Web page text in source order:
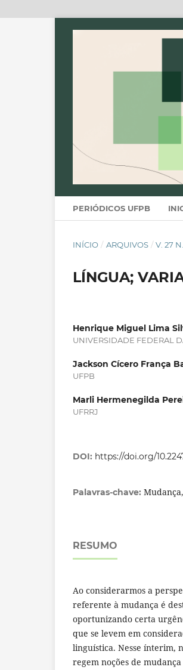
PERIÓDICOS UFPB
INÍCIO / ARQUIVOS / V. 27
LÍNGUA;
Henrique Miguel Lima
UNIVERSIDADE FEDERAL
Jackson Cícero França
UFPB
Marli Hermenegilda
UFRRJ
DOI: https://doi.org/
Palavras-chave:
RESUMO
Ao considerarmos a
referente à mudança é
oportunizando certa
que se levem em
linguística. Nesse ínterim,
regem noções de